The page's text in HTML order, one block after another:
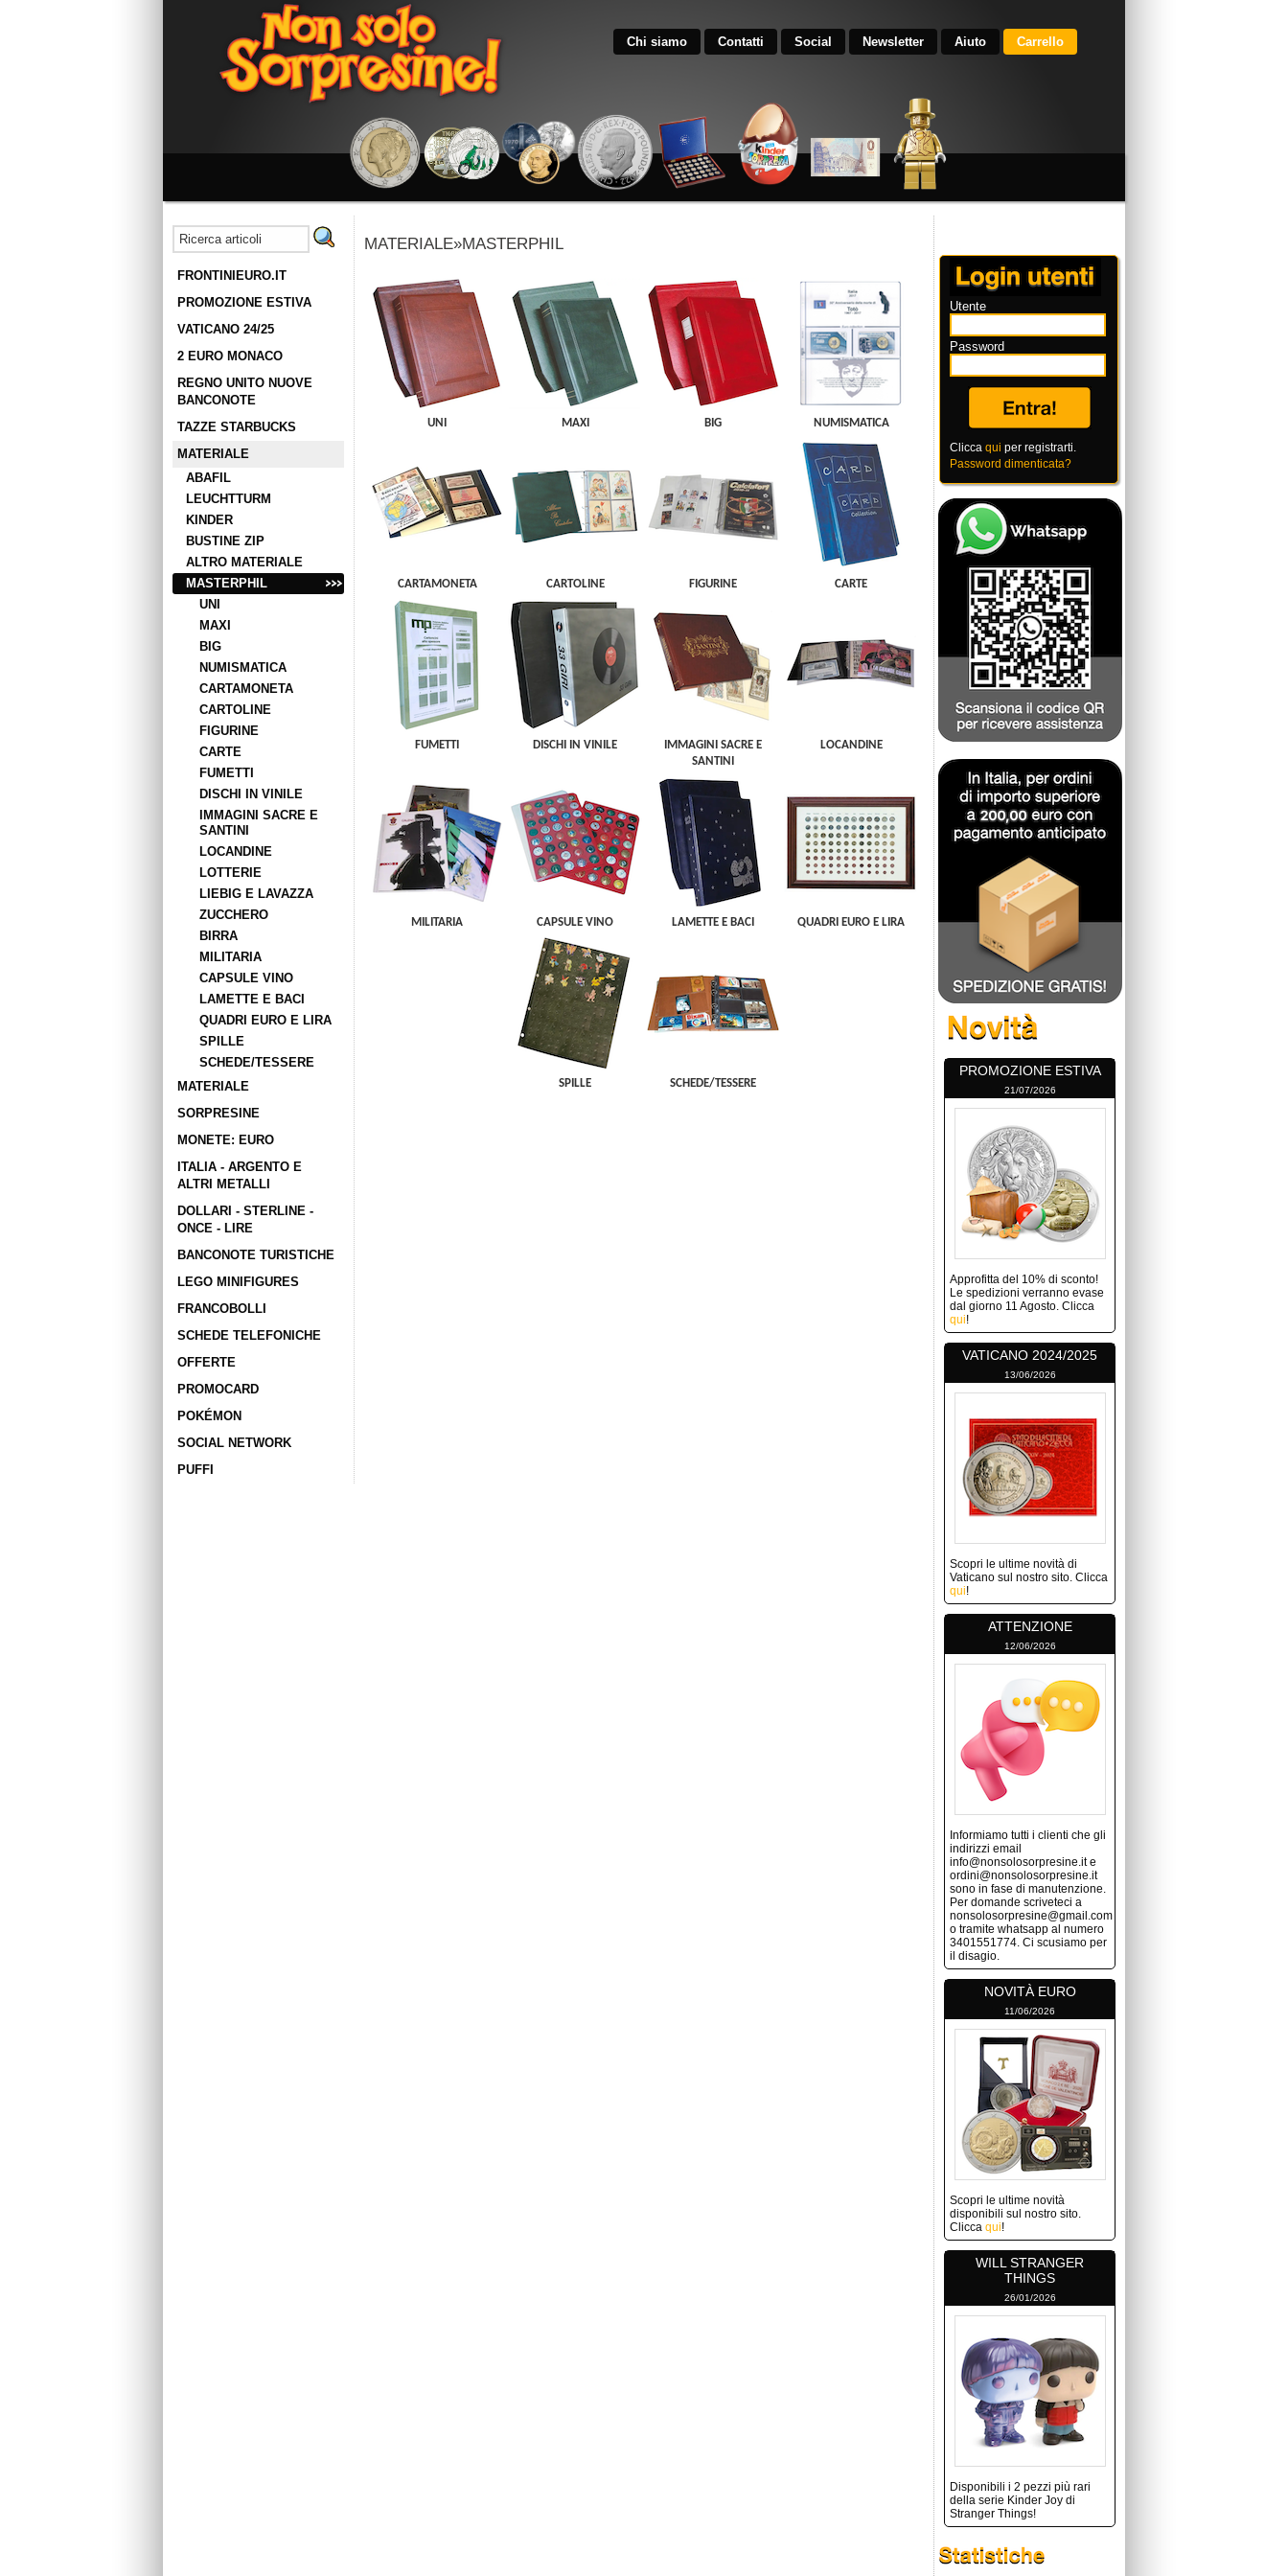
Chi siamo Contatti Social Newsletter Aiuto Carrello
FRONTINIEURO.IT
PROMOZIONE ESTIVA
VATICANO 24/25
2 EURO MONACO
REGNO UNITO NUOVE
BANCONOTE
TAZZE STARBUCKS
MATERIALE
ABAFIL
LEUCHTTURM
KINDER
BUSTINE ZIP
ALTRO MATERIALE
MASTERPHIL
UNI
MAXI
BIG
NUMISMATICA
CARTAMONETA
CARTOLINE
FIGURINE
CARTE
FUMETTI
DISCHI IN VINILE
IMMAGINI SACRE E
SANTINI
LOCANDINE
LOTTERIE
LIEBIG E LAVAZZA
ZUCCHERO
BIRRA
MILITARIA
CAPSULE VINO
LAMETTE E BACI
QUADRI EURO E LIRA
SPILLE
SCHEDE/TESSERE
MATERIALE
SORPRESINE
MONETE: EURO
ITALIA - ARGENTO E
ALTRI METALLI
DOLLARI - STERLINE -
ONCE - LIRE
BANCONOTE TURISTICHE
LEGO MINIFIGURES
FRANCOBOLLI
SCHEDE TELEFONICHE
OFFERTE
PROMOCARD
POKÉMON
SOCIAL NETWORK
PUFFI
MATERIALE»MASTERPHIL
UNI MAXI BIG NUMISMATICA
CARTAMONETA CARTOLINE FIGURINE CARTE
FUMETTI DISCHI IN VINILE
IMMAGINI SACRE E
SANTINI
LOCANDINE
MILITARIA CAPSULE VINO LAMETTE E BACI QUADRI EURO E LIRA
SPILLE SCHEDE/TESSERE
Utente
Password
Clicca qui per registrarti.
Password dimenticata?
PROMOZIONE ESTIVA
21/07/2026
Approfitta del 10% di sconto!
Le spedizioni verranno evase
dal giorno 11 Agosto. Clicca
qui!
VATICANO 2024/2025
13/06/2026
Scopri le ultime novità di
Vaticano sul nostro sito. Clicca
qui!
ATTENZIONE
12/06/2026
Informiamo tutti i clienti che gli
indirizzi email
info@nonsolosorpresine.it e
ordini@nonsolosorpresine.it
sono in fase di manutenzione.
Per domande scriveteci a
nonsolosorpresine@gmail.com
o tramite whatsapp al numero
3401551774. Ci scusiamo per
il disagio.
NOVITÀ EURO
11/06/2026
Scopri le ultime novità
disponibili sul nostro sito.
Clicca qui!
WILL STRANGER
THINGS
26/01/2026
Disponibili i 2 pezzi più rari
della serie Kinder Joy di
Stranger Things!